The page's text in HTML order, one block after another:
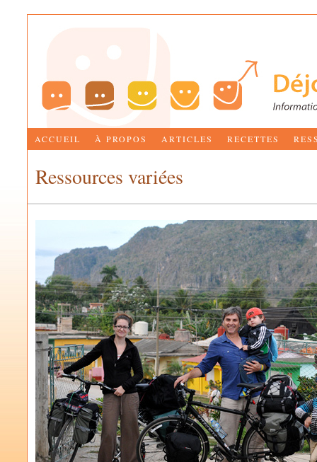
ACCUEIL À PROPOS ARTICLES RECETTES
Ressources variées